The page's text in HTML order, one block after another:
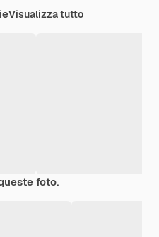
Visualizza tutto
foto.